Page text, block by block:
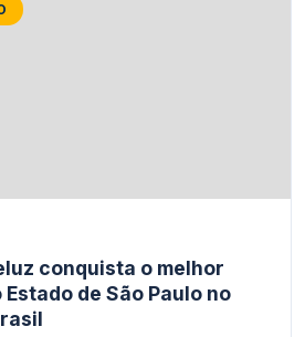
conquista o melhor
de São Paulo no